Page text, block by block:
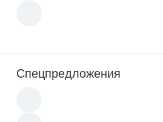
Спецпредложения